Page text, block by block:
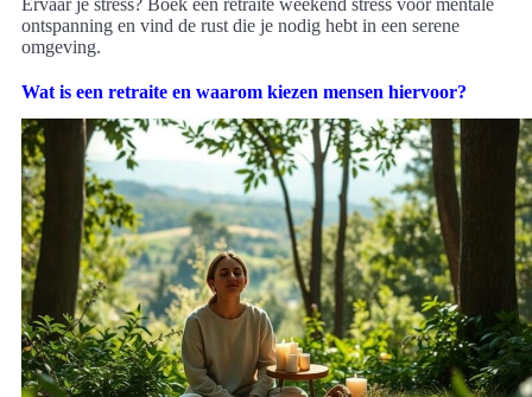
ontspanning en vind de rust die je nodig hebt in een serene
omgeving.
Wat is een retraite en waarom kiezen mensen hiervoor?